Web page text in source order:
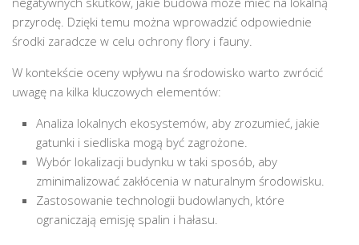
przyrodę. Dzięki temu można wprowadzić odpowiednie
środki zaradcze w celu ochrony flory i fauny.
W kontekście oceny wpływu na środowisko warto zwrócić
uwagę na kilka kluczowych elementów:
Analiza lokalnych ekosystemów, aby zrozumieć, jakie
gatunki i siedliska mogą być zagrożone.
Wybór lokalizacji budynku w taki sposób, aby
zminimalizować zakłócenia w naturalnym środowisku.
Zastosowanie technologii budowlanych, które
ograniczają emisję spalin i hałasu.